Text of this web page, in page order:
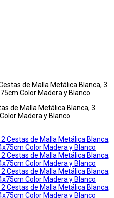
de Malla Metálica Blanca, 3
Color Madera y Blanco